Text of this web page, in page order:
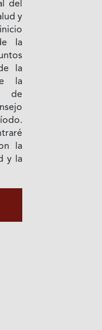
del
y
Ia
la
la
de
la
y la